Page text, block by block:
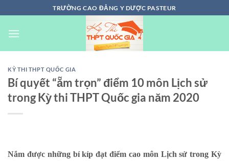
đến
nội
TRƯỜNG CAO ĐẲNG Y DƯỢC PASTEUR
KỲ THI THPT QUỐC GIA
Bí quyết “ẵm trọn” điểm 10 môn Lịch sử
trong Kỳ thi THPT Quốc gia năm 2020
Nắm được những bí kíp đạt điểm cao môn Lịch sử trong Kỳ